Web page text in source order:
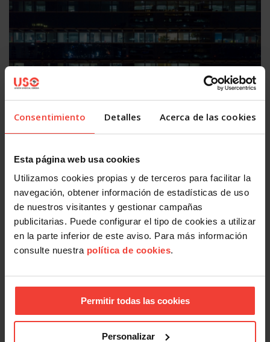
Consentimiento Detalles Acerca de las cookies
Esta página web usa cookies
Utilizamos cookies propias y de terceros para facilitar la
navegación, obtener información de estadísticas de uso
de nuestros visitantes y gestionar campañas
publicitarias. Puede configurar el tipo de cookies a utilizar
en la parte inferior de este aviso. Para más información
consulte nuestra política de cookies.
Permitir todas las cookies
Personalizar
Salud laboral
Presentismo, ir a trabajar enfermo por miedo: el problema
que ninguna empresa quiere medir
5 AGOSTO, 2026